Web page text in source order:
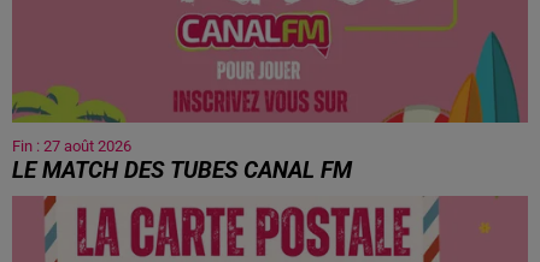
Fin : 27 août 2026
LE MATCH DES TUBES CANAL FM
Entre deux hits, choisissez le champion !